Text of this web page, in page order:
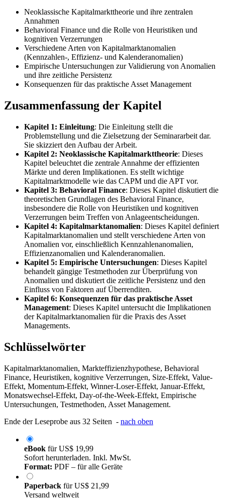
Neoklassische Kapitalmarkttheorie und ihre zentralen
Annahmen
Behavioral Finance und die Rolle von Heuristiken und
kognitiven Verzerrungen
Verschiedene Arten von Kapitalmarktanomalien
(Kennzahlen-, Effizienz- und Kalenderanomalien)
Empirische Untersuchungen zur Validierung von Anomalien
und ihre zeitliche Persistenz
Konsequenzen für das praktische Asset Management
Zusammenfassung der Kapitel
Kapitel 1: Einleitung: Die Einleitung stellt die
Problemstellung und die Zielsetzung der Seminararbeit dar.
Sie skizziert den Aufbau der Arbeit.
Kapitel 2: Neoklassische Kapitalmarkttheorie: Dieses
Kapitel beleuchtet die zentrale Annahme der effizienten
Märkte und deren Implikationen. Es stellt wichtige
Kapitalmarktmodelle wie das CAPM und die APT vor.
Kapitel 3: Behavioral Finance: Dieses Kapitel diskutiert die
theoretischen Grundlagen des Behavioral Finance,
insbesondere die Rolle von Heuristiken und kognitiven
Verzerrungen beim Treffen von Anlageentscheidungen.
Kapitel 4: Kapitalmarktanomalien: Dieses Kapitel definiert
Kapitalmarktanomalien und stellt verschiedene Arten von
Anomalien vor, einschließlich Kennzahlenanomalien,
Effizienzanomalien und Kalenderanomalien.
Kapitel 5: Empirische Untersuchungen: Dieses Kapitel
behandelt gängige Testmethoden zur Überprüfung von
Anomalien und diskutiert die zeitliche Persistenz und den
Einfluss von Faktoren auf Überrenditen.
Kapitel 6: Konsequenzen für das praktische Asset
Management: Dieses Kapitel untersucht die Implikationen
der Kapitalmarktanomalien für die Praxis des Asset
Managements.
Schlüsselwörter
Kapitalmarktanomalien, Markteffizienzhypothese, Behavioral
Finance, Heuristiken, kognitive Verzerrungen, Size-Effekt, Value-
Effekt, Momentum-Effekt, Winner-Loser-Effekt, Januar-Effekt,
Monatswechsel-Effekt, Day-of-the-Week-Effekt, Empirische
Untersuchungen, Testmethoden, Asset Management.
Ende der Leseprobe aus 32 Seiten - nach oben
eBook fürUS$ 19,99
Sofort herunterladen. Inkl. MwSt.
Format: PDF – für alle Geräte
Paperback fürUS$ 21,99
Versand weltweit